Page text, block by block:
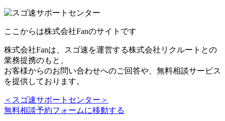
ここからは株式会社Fanのサイトです
株式会社Fanは、スゴ速を運営する株式会社リクルートとの
業務提携のもと、
お客様からのお問い合わせへのご回答や、無料相談サービス
を提供しております。
＜スゴ速サポートセンター＞
無料相談予約フォームに移動する